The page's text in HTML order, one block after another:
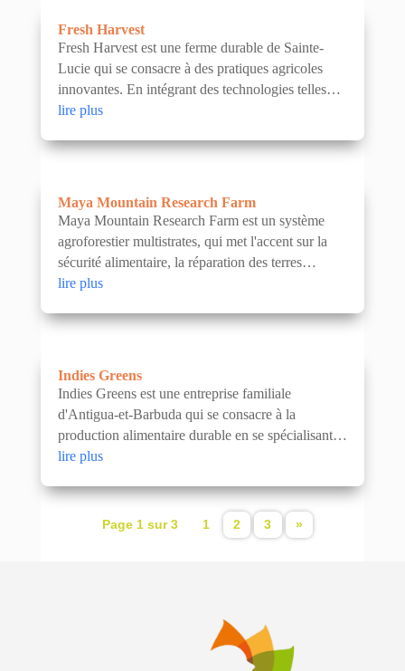
Fresh Harvest
Fresh Harvest est une ferme durable de Sainte-
Lucie qui se consacre à des pratiques agricoles
innovantes. En intégrant des technologies telles
que l'irrigation intelligente et des méthodes
lire plus
Maya Mountain Research Farm
Maya Mountain Research Farm est un système
agroforestier multistrates, qui met l'accent sur la
sécurité alimentaire, la réparation des terres
dégradées et la réduction du carbone. L'entreprise
lire plus
Indies Greens
Indies Greens est une entreprise familiale
d'Antigua-et-Barbuda qui se consacre à la
production alimentaire durable en se spécialisant
dans l'aquaculture et la culture hydroponique.
lire plus
Page 1 sur 3 1 2 3 »